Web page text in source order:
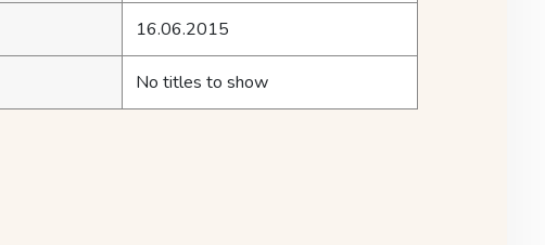
16.06.2015
No titles to show